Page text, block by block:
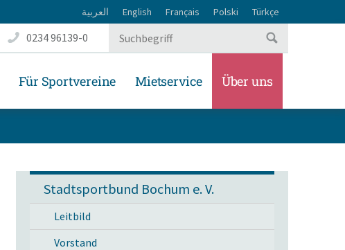
العربية English Français Polski Türkçe
0234 96139-0
Für Sportvereine Mietservice Über uns
Stadtsportbund Bochum e. V.
Leitbild
Vorstand